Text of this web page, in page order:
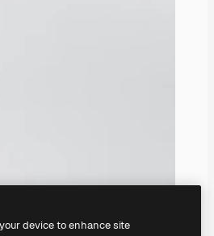
device to enhance site